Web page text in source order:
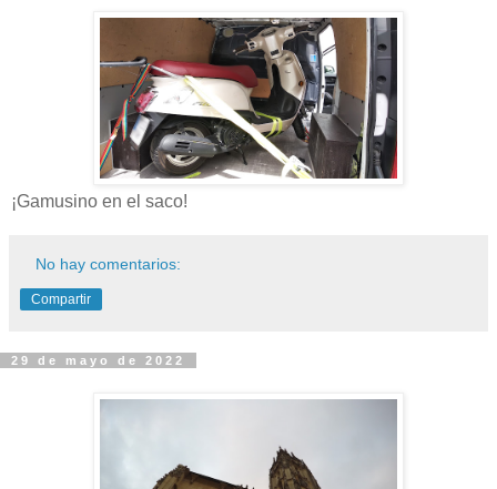
¡Gamusino en el saco!
No hay comentarios:
Compartir
29 de mayo de 2022